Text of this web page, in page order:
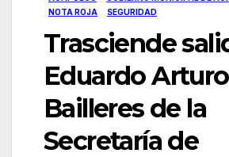
NOTA ROJA
SEGURIDAD
Trasciende
Eduardo Arturo
Bailleres de la
Secretaría de